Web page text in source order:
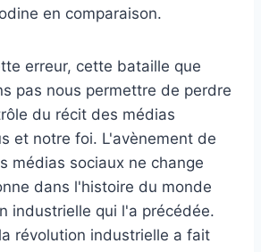
en comparaison.
erreur, cette bataille que
pas nous permettre de perdre
du récit des médias
et notre foi. L'avènement de
médias sociaux ne change
dans l'histoire du monde
industrielle qui l'a précédée.
révolution industrielle a fait